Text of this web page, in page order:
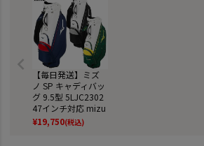
【毎日発送】ミズ
ノ SP キャディバッ
グ 9.5型 5LJC2302
47インチ対応 mizu
no 2022年モデル
日本正規品
¥19,750(税込)